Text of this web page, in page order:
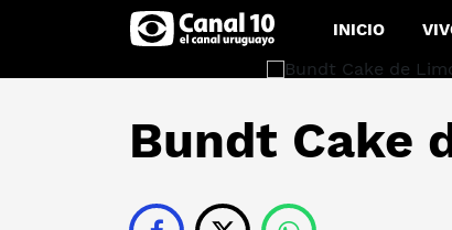
INICIO
Bundt Cake